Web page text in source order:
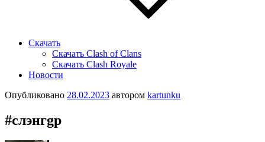
Скачать
Скачать Clash of Clans
Скачать Clash Royale
Новости
Опубликовано 28.02.2023 автором kartunku
#cлэнгgр